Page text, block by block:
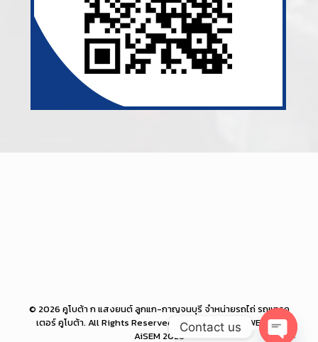
© 2026 คูโบต้า ก แสงยนต์ ลูกแก-กาญจนบุรี จำหน่ายรถไถ่ รถแทรค
เตอร์ คูโบต้า. All Rights Reserved. Powered by PROWEB BiZ
AiSEM 2026
Contact us